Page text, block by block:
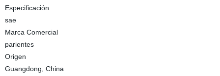
Especificación
sae
Marca Comercial
parientes
Origen
Guangdong, China